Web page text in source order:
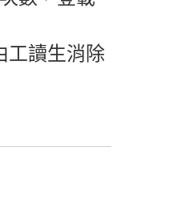
工讀生消除